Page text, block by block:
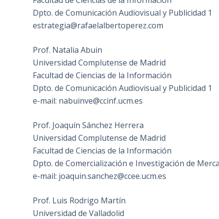
Dpto. de Comunicación Audiovisual y Publicidad 1
estrategia@rafaelalbertoperez.com
Prof. Natalia Abuin
Universidad Complutense de Madrid
Facultad de Ciencias de la Información
Dpto. de Comunicación Audiovisual y Publicidad 1
e-mail: nabuinve@ccinf.ucm.es
Prof. Joaquín Sánchez Herrera
Universidad Complutense de Madrid
Facultad de Ciencias de la Información
Dpto. de Comercialización e Investigación de
e-mail: joaquin.sanchez@ccee.ucm.es
Prof. Luis Rodrigo Martín
Universidad de Valladolid